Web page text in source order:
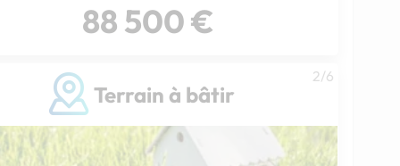
88 500 €
Terrain à bâtir
2/6